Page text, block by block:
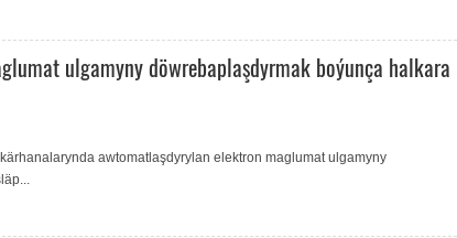
ulgamyny döwrebaplaşdyrmak boýunça halkara
awtomatlaşdyrylan elektron maglumat ulgamyny